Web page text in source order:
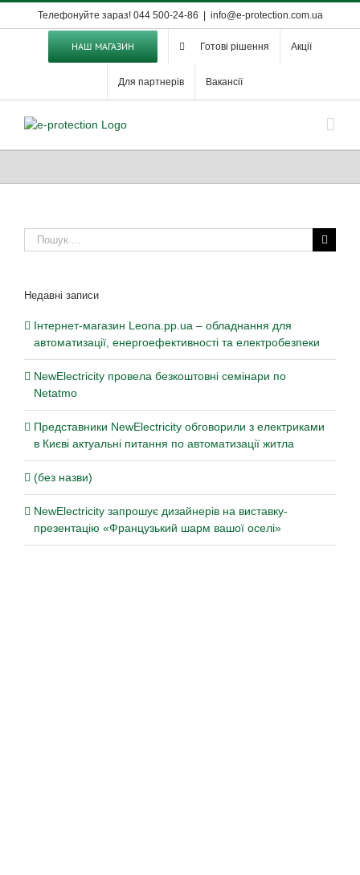
Телефонуйте зараз! 044 500-24-86 info@e-protection.com.ua
НАШ МАГАЗИН Готові рішення Акції
Для партнерів Вакансії
Пошук
...
Недавні записи
Інтернет-магазин Leona.pp.ua – обладнання для
автоматизації, енергоефективності та електробезпеки
NewElectricity провела безкоштовні семінари по
Netatmo
Представники NewElectricity обговорили з електриками
в Києві актуальні питання по автоматизації житла
(без назви)
NewElectricity запрошує дизайнерів на виставку-
презентацію «Французький шарм вашої оселі»